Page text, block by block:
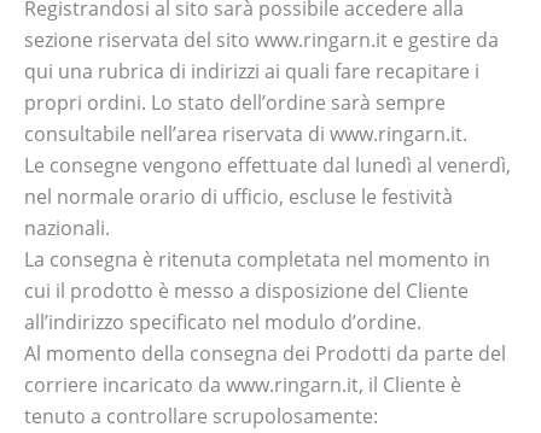
Registrandosi al sito sarà possibile accedere alla
sezione riservata del sito www.ringarn.it e gestire da
qui una rubrica di indirizzi ai quali fare recapitare i
propri ordini. Lo stato dell’ordine sarà sempre
consultabile nell’area riservata di www.ringarn.it.
Le consegne vengono effettuate dal lunedì al venerdì,
nel normale orario di ufficio, escluse le festività
nazionali.
La consegna è ritenuta completata nel momento in
cui il prodotto è messo a disposizione del Cliente
all’indirizzo specificato nel modulo d’ordine.
Al momento della consegna dei Prodotti da parte del
corriere incaricato da www.ringarn.it, il Cliente è
tenuto a controllare scrupolosamente: